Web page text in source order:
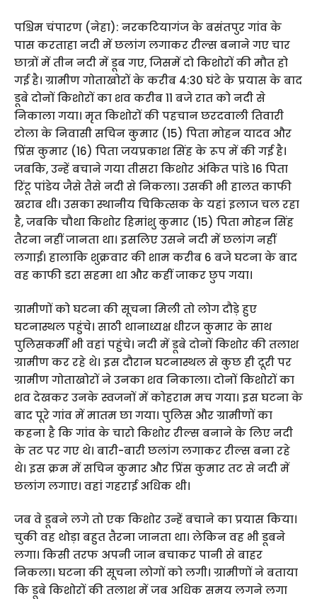
पश्चिम चंपारण (नेहा): नरकटियागंज के बसंतपुर गांव के
पास करताहा नदी में छलांग लगाकर रील्स बनाने गए चार
छात्रों में तीन नदी में डूब गए, जिसमें दो किशोरों की मौत हो
गई है। ग्रामीण गोताखोरों के करीब 4:30 घंटे के प्रयास के बाद
डूबे दोनों किशोरों का शव करीब 11 बजे रात को नदी से
निकाला गया। मृत किशोरों की पहचान छरदवाली तिवारी
टोला के निवासी सचिन कुमार (15) पिता मोहन यादव और
प्रिंस कुमार (16) पिता जयप्रकाश सिंह के रूप में की गई है।
जबकि, उन्हें बचाने गया तीसरा किशोर अंकित पांडे 16 पिता
रिंटू पांडेय जैसे तैसे नदी से निकला। उसकी भी हालत काफी
खराब थी। उसका स्थानीय चिकित्सक के यहां इलाज चल रहा
है, जबकि चौथा किशोर हिमांशु कुमार (15) पिता मोहन सिंह
तैरना नहीं जानता था। इसलिए उसने नदी में छलांग नहीं
लगाई। हालाकि शुक्रवार की शाम करीब 6 बजे घटना के बाद
वह काफी डरा सहमा था और कहीं जाकर छुप गया।
ग्रामीणों को घटना की सूचना मिली तो लोग दौड़े हुए
घटनास्थल पहुंचे। साठी थानाध्यक्ष धीरज कुमार के साथ
पुलिसकर्मी भी वहां पहुंचे। नदी में डूबे दोनों किशोर की तलाश
ग्रामीण कर रहे थे। इस दौरान घटनास्थल से कुछ ही दूरी पर
ग्रामीण गोताखोरों ने उनका शव निकाला। दोनों किशोरों का
शव देखकर उनके स्वजनों में कोहराम मच गया। इस घटना के
बाद पूरे गांव में मातम छा गया। पुलिस और ग्रामीणों का
कहना है कि गांव के चारो किशोर रील्स बनाने के लिए नदी
के तट पर गए थे। बारी-बारी छलांग लगाकर रील्स बना रहे
थे। इस क्रम में सचिन कुमार और प्रिंस कुमार तट से नदी में
छलांग लगाए। वहां गहराई अधिक थी।
जब वे डूबने लगे तो एक किशोर उन्हें बचाने का प्रयास किया।
चुकी वह थोड़ा बहुत तैरना जानता था। लेकिन वह भी डूबने
लगा। किसी तरफ अपनी जान बचाकर पानी से बाहर
निकला। घटना की सूचना लोगों को लगी। ग्रामीणों ने बताया
कि डूबे किशोरों की तलाश में जब अधिक समय लगने लगा